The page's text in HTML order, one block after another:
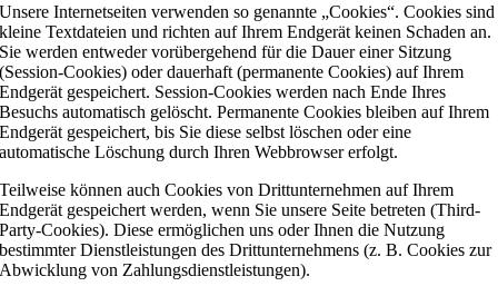
Unsere Internetseiten verwenden so genannte „Cookies“. Cookies sind
kleine Textdateien und richten auf Ihrem Endgerät keinen Schaden an.
Sie werden entweder vorübergehend für die Dauer einer Sitzung
(Session-Cookies) oder dauerhaft (permanente Cookies) auf Ihrem
Endgerät gespeichert. Session-Cookies werden nach Ende Ihres
Besuchs automatisch gelöscht. Permanente Cookies bleiben auf Ihrem
Endgerät gespeichert, bis Sie diese selbst löschen oder eine
automatische Löschung durch Ihren Webbrowser erfolgt.
Teilweise können auch Cookies von Drittunternehmen auf Ihrem
Endgerät gespeichert werden, wenn Sie unsere Seite betreten (Third-
Party-Cookies). Diese ermöglichen uns oder Ihnen die Nutzung
bestimmter Dienstleistungen des Drittunternehmens (z. B. Cookies zur
Abwicklung von Zahlungsdienstleistungen).